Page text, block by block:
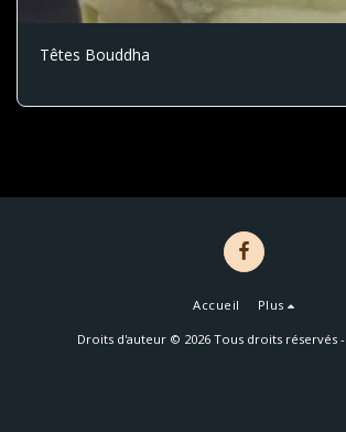
Têtes Bouddha
Accueil Plus
Droits d'auteur © 2026 Tous droits réservés -